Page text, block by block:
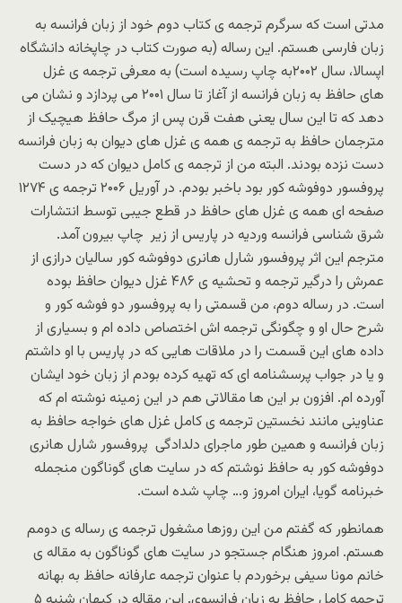
مدتی است که سرگرم ترجمه ی کتاب دوم خود از زبان فرانسه به
زبان فارسی هستم. این رساله (به صورت کتاب در چاپخانه دانشگاه
اپسالا، سال ۲۰۰۲به چاپ رسیده است) به معرفی ترجمه ی غزل
های حافظ به زبان فرانسه از آغاز تا سال ۲۰۰۱ می پردازد و نشان می
دهد که تا این سال یعنی هفت قرن پس از مرگ حافظ هیچیک از
مترجمان حافظ به ترجمه ی همه ی غزل های دیوان به زبان فرانسه
دست نزده بودند. البته من از ترجمه ی کامل دیوان که در دست
پروفسور دوفوشه کور بود باخبر بودم. در آوریل ۲۰۰۶ ترجمه ی ۱۲۷۴
صفحه ای همه ی غزل های حافظ در قطع جیبی توسط انتشارات
شرق شناسی فرانسه وردیه در پاریس از زیر چاپ بیرون آمد.
مترجم این اثر پروفسور شارل هانری دوفوشه کور سالیان درازی از
عمرش را درگیر ترجمه و تحشیه ی ۴۸۶ غزل دیوان حافظ بوده
است. در رساله دوم، من قسمتی را به پروفسور دو فوشه کور و
شرح حال او و چگونگی ترجمه اش اختصاص داده ام و بسیاری از
داده های این قسمت را در ملاقات هایی که در پاریس با او داشتم
و یا در جواب پرسشنامه ای که تهیه کرده بودم از زبان خود ایشان
آورده ام. افزون بر این ها مقالاتی هم در این زمینه نوشته ام که
عناوینی مانند نخستین ترجمه ی کامل غزل های خواجه حافظ به
زبان فرانسه و همین طور ماجرای دلدادگی پروفسور شارل هانری
دوفوشه کور به حافظ نوشتم که در سایت های گوناگون منجمله
خبرنامه گویا، ایران امروز و… چاپ شده است.
همانطور که گفتم من این روزها مشغول ترجمه ی رساله ی دومم
هستم. امروز هنگام جستجو در سایت های گوناگون به مقاله ی
خانم مونا سیفی برخوردم با عنوان ترجمه عارفانه حافظ به بهانه